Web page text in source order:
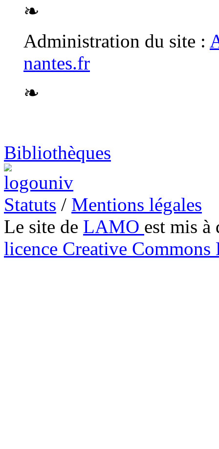
❧
Administration du site :
nantes.fr
❧
Bibliothèques
Statuts / Mentions légales
Le site de LAMO est mis à
licence Creative